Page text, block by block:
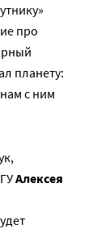
про
планету:
с ним
Алексея